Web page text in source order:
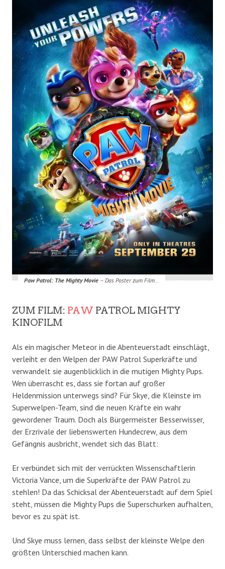
Paw Patrol: The Mighty Movie– Das Poster zum Film…
ZUM FILM: PAW PATROL MIGHTY
KINOFILM
Als ein magischer Meteor in die Abenteuerstadt einschlägt,
verleiht er den Welpen der PAW Patrol Superkräfte und
verwandelt sie augenblicklich in die mutigen Mighty Pups.
Wen überrascht es, dass sie fortan auf großer
Heldenmission unterwegs sind? Für Skye, die Kleinste im
Superwelpen-Team, sind die neuen Kräfte ein wahr
gewordener Traum. Doch als Bürgermeister Besserwisser,
der Erzrivale der liebenswerten Hundecrew, aus dem
Gefängnis ausbricht, wendet sich das Blatt:
Er verbündet sich mit der verrückten Wissenschaftlerin
Victoria Vance, um die Superkräfte der PAW Patrol zu
stehlen! Da das Schicksal der Abenteuerstadt auf dem Spiel
steht, müssen die Mighty Pups die Superschurken aufhalten,
bevor es zu spät ist.
Und Skye muss lernen, dass selbst der kleinste Welpe den
größten Unterschied machen kann.